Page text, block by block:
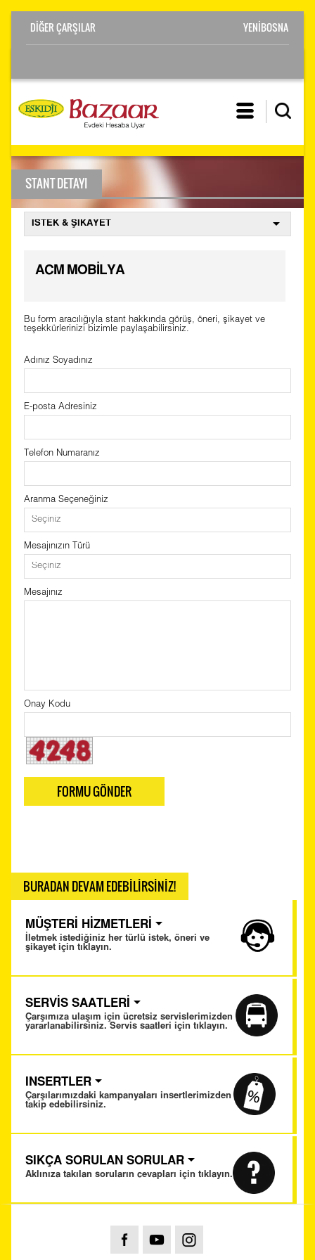
YENİBOSNA
STANT DETAYI
ACM MOBİLYA
Bu form aracılığıyla stant hakkında görüş, öneri, şikayet ve
teşekkürlerinizi bizimle paylaşabilirsiniz.
Adınız Soyadınız
E-posta Adresiniz
Telefon Numaranız
Aranma Seçeneğiniz
Mesajınızın Türü
Mesajınız
Onay Kodu
FORMU GÖNDER
BURADAN DEVAM EDEBİLİRSİNİZ!
MÜŞTERİ HİZMETLERİ
İletmek istediğiniz her türlü istek, öneri ve
şikayet için tıklayın.
SERVİS SAATLERİ
Çarşımıza ulaşım için ücretsiz servislerimizden
yararlanabilirsiniz. Servis saatleri için tıklayın.
INSERTLER
Çarşılarımızdaki kampanyaları insertlerimizden
takip edebilirsiniz.
SIKÇA SORULAN SORULAR
Aklınıza takılan soruların cevapları için tıklayın.